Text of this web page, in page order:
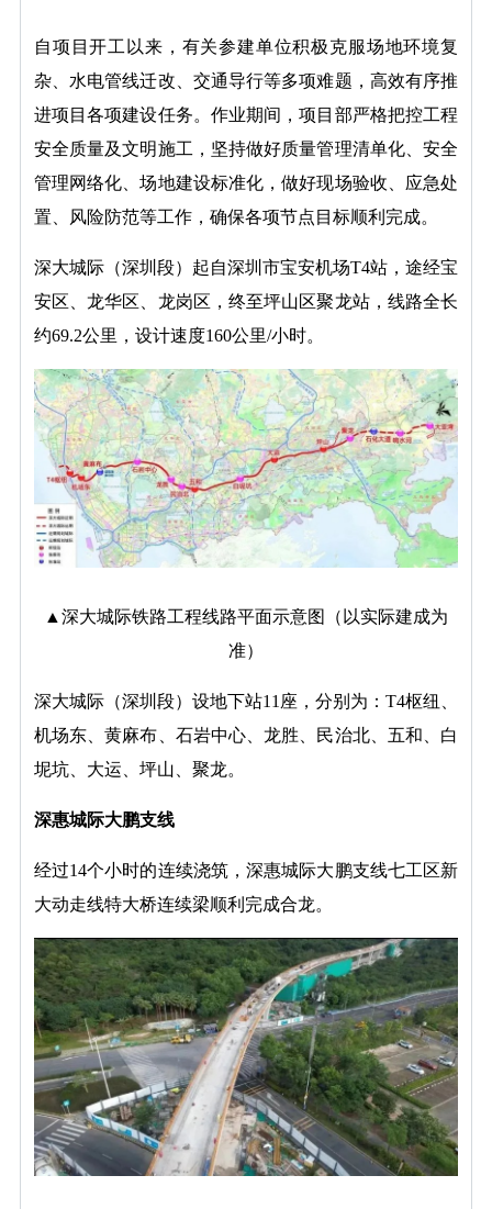
自项目开工以来，有关参建单位积极克服场地环境复
杂、水电管线迁改、交通导行等多项难题，高效有序推
进项目各项建设任务。作业期间，项目部严格把控工程
安全质量及文明施工，坚持做好质量管理清单化、安全
管理网络化、场地建设标准化，做好现场验收、应急处
置、风险防范等工作，确保各项节点目标顺利完成。
深大城际（深圳段）起自深圳市宝安机场T4站，途经宝
安区、龙华区、龙岗区，终至坪山区聚龙站，线路全长
约69.2公里，设计速度160公里/小时。
▲深大城际铁路工程线路平面示意图（以实际建成为
准）
深大城际（深圳段）设地下站11座，分别为：T4枢纽、
机场东、黄麻布、石岩中心、龙胜、民治北、五和、白
坭坑、大运、坪山、聚龙。
深惠城际大鹏支线
经过14个小时的连续浇筑，深惠城际大鹏支线七工区新
大动走线特大桥连续梁顺利完成合龙。